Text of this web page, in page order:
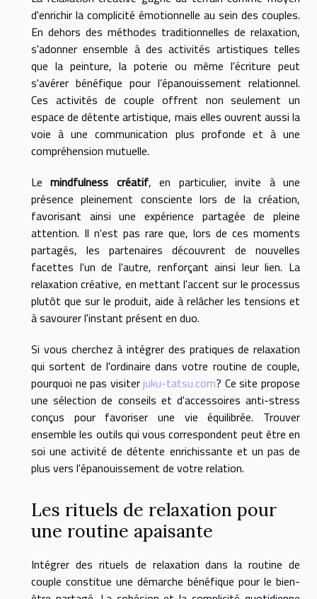
d'enrichir la complicité émotionnelle au sein des couples.
En dehors des méthodes traditionnelles de relaxation,
s'adonner ensemble à des activités artistiques telles
que la peinture, la poterie ou même l'écriture peut
s'avérer bénéfique pour l’épanouissement relationnel.
Ces activités de couple offrent non seulement un
espace de détente artistique, mais elles ouvrent aussi la
voie à une communication plus profonde et à une
compréhension mutuelle.
Lemindfulness créatif, en particulier, invite à une
présence pleinement consciente lors de la création,
favorisant ainsi une expérience partagée de pleine
attention. Il n'est pas rare que, lors de ces moments
partagés, les partenaires découvrent de nouvelles
facettes l'un de l'autre, renforçant ainsi leur lien. La
relaxation créative, en mettant l'accent sur le processus
plutôt que sur le produit, aide à relâcher les tensions et
à savourer l'instant présent en duo.
Si vous cherchez à intégrer des pratiques de relaxation
qui sortent de l'ordinaire dans votre routine de couple,
pourquoi ne pas visiterjuku-tatsu.com? Ce site propose
une sélection de conseils et d'accessoires anti-stress
conçus pour favoriser une vie équilibrée. Trouver
ensemble les outils qui vous correspondent peut être en
soi une activité de détente enrichissante et un pas de
plus vers l'épanouissement de votre relation.
Les rituels de relaxation pour
une routine apaisante
Intégrer des rituels de relaxation dans la routine de
couple constitue une démarche bénéfique pour le bien-